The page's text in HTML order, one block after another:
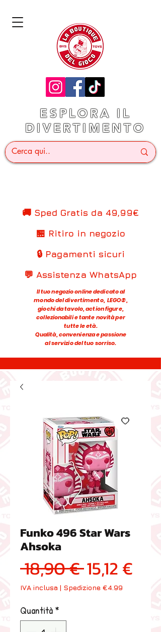
ESPLORA IL
DIVERTIMENTO
🚚 Sped Gratis da 49,99€
🏪 Ritiro in negozio
🔒 Pagamenti sicuri
💬 Assistenza WhatsApp
Il tuo negozio online dedicato al
mondo del divertimento, LEGO®,
giochi da tavolo, action figure,
collezionabili e tante novità per
tutte le età.
Qualità, convenienza e passione
al servizio del tuo sorriso.
Funko 496 Star Wars
Ahsoka
18,90 € Prezzo
15,12 €
IVA inclusa | Spedizione €4.99
Quantità*